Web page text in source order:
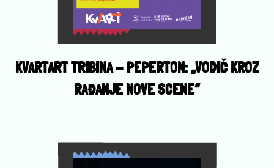
KVARTART TRIBINA - PEPERTON: „VODIČ KROZ
RAĐANJE NOVE SCENE”